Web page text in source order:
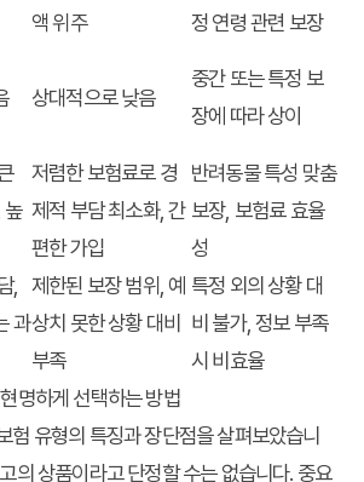
액 위주
정 연령 관련 보장
상대적으로 낮음
중간 또는 특정 보
장에 따라 상이
높
저렴한 보험료로 경
제적 부담 최소화, 간
편한 가입
반려동물 특성 맞춤
보장, 보험료 효율
성
,
과
제한된 보장 범위, 예
상치 못한 상황 대비
부족
특정 외의 상황 대
비 불가, 정보 부족
시 비효율
명하게 선택하는 방법
험 유형의 특징과 장단점을 살펴보았습니
의 상품이라고 단정할 수는 없습니다. 중요